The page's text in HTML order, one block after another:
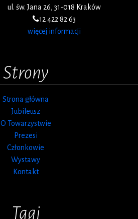
ul. św. Jana 26, 31-018 Kraków
12 422 82 63
więcej informacji
Strony
Strona główna
Jubileusz
O Towarzystwie
Prezesi
Członkowie
Wystawy
Kontakt
Tagi